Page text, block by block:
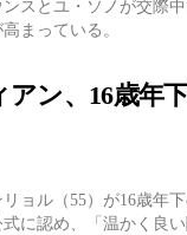
スとユ・ソノが交際
まっている。
アン、16歳年
ョル（55）が16歳年
式に認め、「温かく良